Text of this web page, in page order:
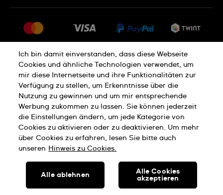
Rückgaberecht
Verkaufs- und Lieferbedingungen
Vertrag widerrufen
Jobs
Datenschutzerklärung Cookies Hinweis
Nutzungsbedingungen Impressum
SWISS MADE
© SWATCH AG 2026, ALLE RECHTE VORBEHALTEN: SWISS
Ich bin damit einverstanden, dass diese Webseite
Cookies und ähnliche Technologien verwendet, um
mir diese Internetseite und ihre Funktionalitäten zur
Verfügung zu stellen, um Erkenntnisse über die
Nutzung zu gewinnen und um mir entsprechende
Werbung zukommen zu lassen. Sie können jederzeit
die Einstellungen ändern, um jede Kategorie von
Cookies zu aktivieren oder zu deaktivieren. Um mehr
über Cookies zu erfahren, lesen Sie bitte auch
unseren Hinweis zu Cookies.
Alle ablehnen
Alle Cookies
akzeptieren